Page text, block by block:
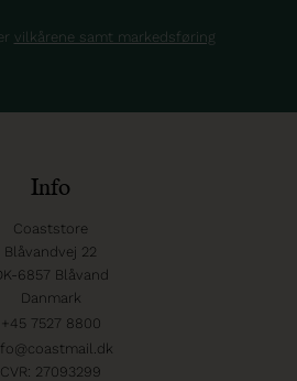
vilkårene samt markedsføring
Info
Coaststore
Blåvandvej 22
6857 Blåvand
Danmark
+45 7527 8800
CVR: 27093299